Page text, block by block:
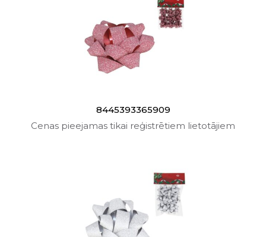
8445393365909
Cenas pieejamas tikai reģistrētiem lietotājiem